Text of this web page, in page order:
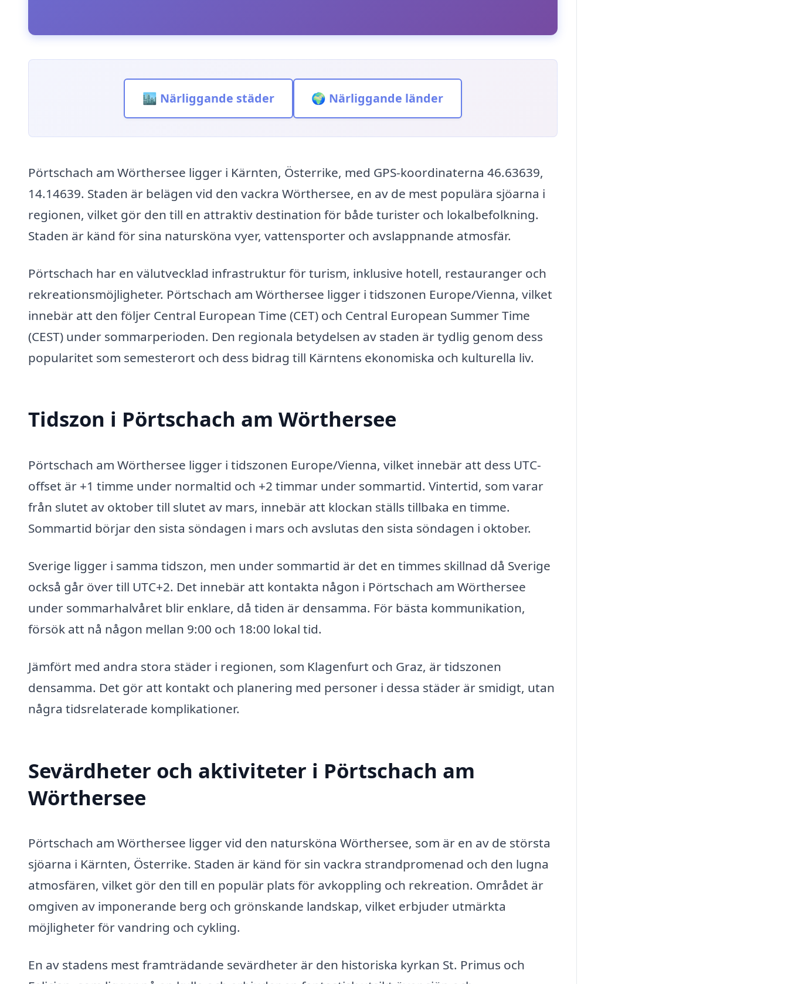
🏙️ Närliggande städer 🌍 Närliggande länder
Pörtschach am Wörthersee ligger i Kärnten, Österrike, med GPS-koordinaterna 46.63639,
14.14639. Staden är belägen vid den vackra Wörthersee, en av de mest populära sjöarna i
regionen, vilket gör den till en attraktiv destination för både turister och lokalbefolkning.
Staden är känd för sina natursköna vyer, vattensporter och avslappnande atmosfär.
Pörtschach har en välutvecklad infrastruktur för turism, inklusive hotell, restauranger och
rekreationsmöjligheter. Pörtschach am Wörthersee ligger i tidszonen Europe/Vienna, vilket
innebär att den följer Central European Time (CET) och Central European Summer Time
(CEST) under sommarperioden. Den regionala betydelsen av staden är tydlig genom dess
popularitet som semesterort och dess bidrag till Kärntens ekonomiska och kulturella liv.
Tidszon i Pörtschach am Wörthersee
Pörtschach am Wörthersee ligger i tidszonen Europe/Vienna, vilket innebär att dess UTC-
offset är +1 timme under normaltid och +2 timmar under sommartid. Vintertid, som varar
från slutet av oktober till slutet av mars, innebär att klockan ställs tillbaka en timme.
Sommartid börjar den sista söndagen i mars och avslutas den sista söndagen i oktober.
Sverige ligger i samma tidszon, men under sommartid är det en timmes skillnad då Sverige
också går över till UTC+2. Det innebär att kontakta någon i Pörtschach am Wörthersee
under sommarhalvåret blir enklare, då tiden är densamma. För bästa kommunikation,
försök att nå någon mellan 9:00 och 18:00 lokal tid.
Jämfört med andra stora städer i regionen, som Klagenfurt och Graz, är tidszonen
densamma. Det gör att kontakt och planering med personer i dessa städer är smidigt, utan
några tidsrelaterade komplikationer.
Sevärdheter och aktiviteter i Pörtschach am
Wörthersee
Pörtschach am Wörthersee ligger vid den natursköna Wörthersee, som är en av de största
sjöarna i Kärnten, Österrike. Staden är känd för sin vackra strandpromenad och den lugna
atmosfären, vilket gör den till en populär plats för avkoppling och rekreation. Området är
omgiven av imponerande berg och grönskande landskap, vilket erbjuder utmärkta
möjligheter för vandring och cykling.
En av stadens mest framträdande sevärdheter är den historiska kyrkan St. Primus och